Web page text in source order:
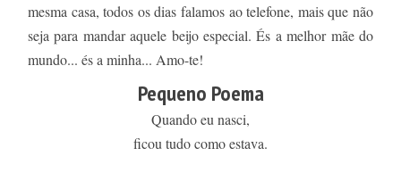
mesma casa, todos os dias falamos ao telefone, mais que não
seja para mandar aquele beijo especial. És a melhor mãe do
mundo... és a minha... Amo-te!
Pequeno Poema
Quando eu nasci,
ficou tudo como estava.